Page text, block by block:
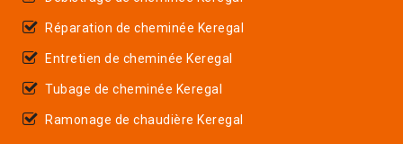
Réparation de cheminée Keregal
Entretien de cheminée Keregal
Tubage de cheminée Keregal
Ramonage de chaudière Keregal